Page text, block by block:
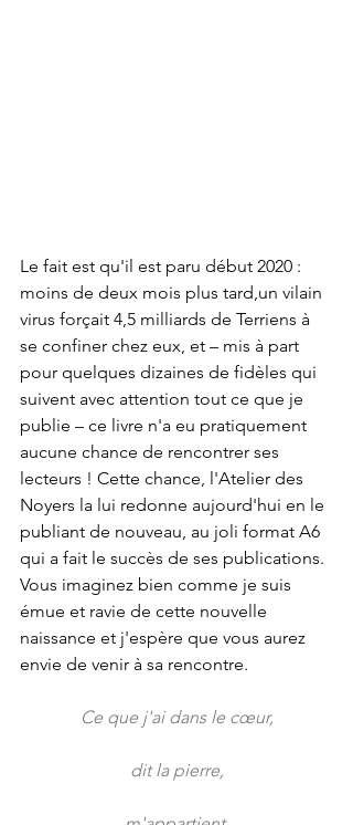
Le fait est qu'il est paru début 2020 :
moins de deux mois plus tard,un vilain
virus forçait 4,5 milliards de Terriens à
se confiner chez eux, et – mis à part
pour quelques dizaines de fidèles qui
suivent avec attention tout ce que je
publie – ce livre n'a eu pratiquement
aucune chance de rencontrer ses
lecteurs ! Cette chance, l'Atelier des
Noyers la lui redonne aujourd'hui en le
publiant de nouveau, au joli format A6
qui a fait le succès de ses publications.
Vous imaginez bien comme je suis
émue et ravie de cette nouvelle
naissance et j'espère que vous aurez
envie de venir à sa rencontre.
Ce que j'ai dans le cœur,
dit la pierre,